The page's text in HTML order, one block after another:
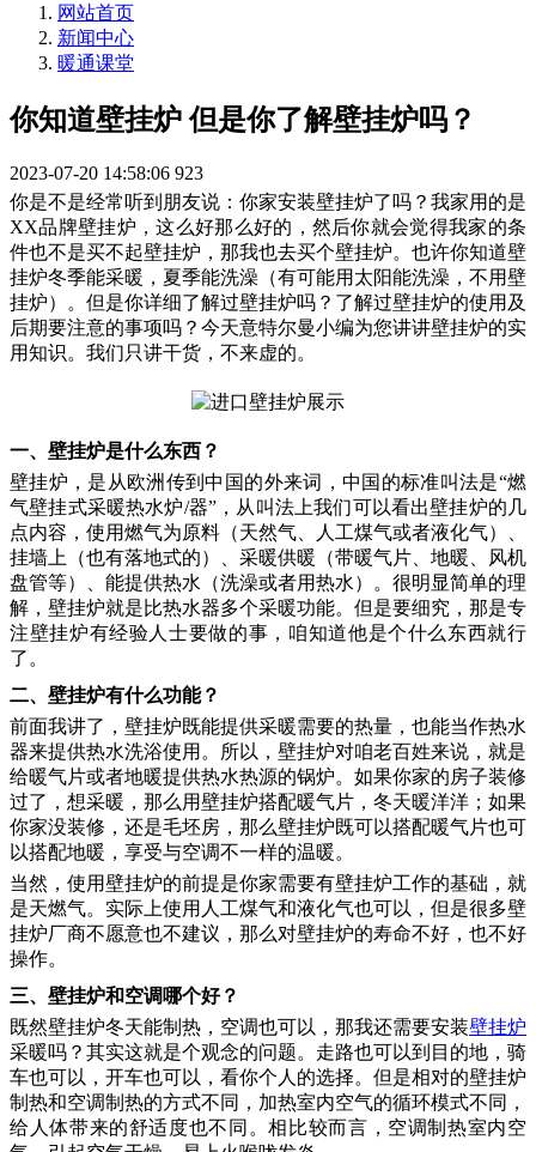
网站首页
新闻中心
暖通课堂
你知道壁挂炉 但是你了解壁挂炉吗？
2023-07-20 14:58:06 923
你是不是经常听到朋友说：你家安装壁挂炉了吗？我家用的是
XX品牌壁挂炉，这么好那么好的，然后你就会觉得我家的条
件也不是买不起壁挂炉，那我也去买个壁挂炉。也许你知道壁
挂炉冬季能采暖，夏季能洗澡（有可能用太阳能洗澡，不用壁
挂炉）。但是你详细了解过壁挂炉吗？了解过壁挂炉的使用及
后期要注意的事项吗？今天意特尔曼小编为您讲讲壁挂炉的实
用知识。我们只讲干货，不来虚的。
一、壁挂炉是什么东西？
壁挂炉，是从欧洲传到中国的外来词，中国的标准叫法是“燃
气壁挂式采暖热水炉/器”，从叫法上我们可以看出壁挂炉的几
点内容，使用燃气为原料（天然气、人工煤气或者液化气）、
挂墙上（也有落地式的）、采暖供暖（带暖气片、地暖、风机
盘管等）、能提供热水（洗澡或者用热水）。很明显简单的理
解，壁挂炉就是比热水器多个采暖功能。但是要细究，那是专
注壁挂炉有经验人士要做的事，咱知道他是个什么东西就行
了。
二、壁挂炉有什么功能？
前面我讲了，壁挂炉既能提供采暖需要的热量，也能当作热水
器来提供热水洗浴使用。所以，壁挂炉对咱老百姓来说，就是
给暖气片或者地暖提供热水热源的锅炉。如果你家的房子装修
过了，想采暖，那么用壁挂炉搭配暖气片，冬天暖洋洋；如果
你家没装修，还是毛坯房，那么壁挂炉既可以搭配暖气片也可
以搭配地暖，享受与空调不一样的温暖。
当然，使用壁挂炉的前提是你家需要有壁挂炉工作的基础，就
是天燃气。实际上使用人工煤气和液化气也可以，但是很多壁
挂炉厂商不愿意也不建议，那么对壁挂炉的寿命不好，也不好
操作。
三、壁挂炉和空调哪个好？
既然壁挂炉冬天能制热，空调也可以，那我还需要安装壁挂炉
采暖吗？其实这就是个观念的问题。走路也可以到目的地，骑
车也可以，开车也可以，看你个人的选择。但是相对的壁挂炉
制热和空调制热的方式不同，加热室内空气的循环模式不同，
给人体带来的舒适度也不同。相比较而言，空调制热室内空